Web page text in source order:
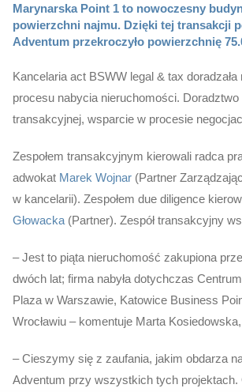
Marynarska Point 1 to nowoczesny
powierzchni najmu. Dzięki tej transakcji
Adventum przekroczyło powierzchnię
Kancelaria act BSWW legal & tax
procesu nabycia nieruchomości.
transakcyjnej, wsparcie w procesie
Zespołem transakcyjnym kierowali radca
adwokat Marek Wojnar (Partner
w kancelarii). Zespołem due diligence
Głowacka (Partner). Zespół transakcyjny
– Jest to piąta nieruchomość zakupiona
dwóch lat; firma nabyła dotychczas
Plaza w Warszawie, Katowice Business
Wrocławiu – komentuje Marta
– Cieszymy się z zaufania, jakim obdarza
Adventum przy wszystkich tych